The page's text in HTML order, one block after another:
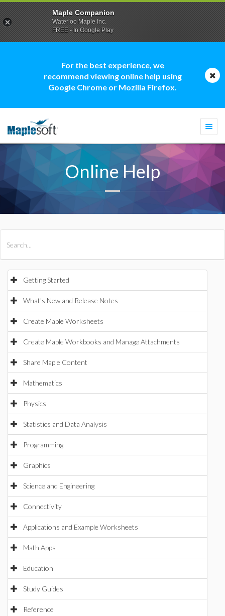
For the best experience, we
recommend viewing online help using
Google Chrome or Mozilla Firefox.
Online Help
Getting Started
What's New and Release Notes
Create Maple Worksheets
Create Maple Workbooks and Manage Attachments
Share Maple Content
Mathematics
Physics
Statistics and Data Analysis
Programming
Graphics
Science and Engineering
Connectivity
Applications and Example Worksheets
Math Apps
Education
Study Guides
Reference
Maple Companion
Waterloo Maple Inc.
FREE - In Google Play